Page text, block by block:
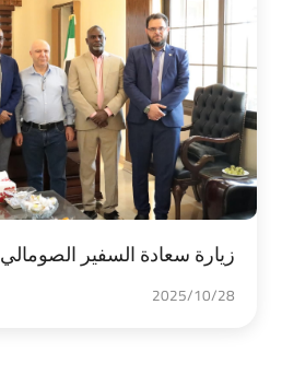
زيارة سعادة السفير الصومالي
2025/10/28